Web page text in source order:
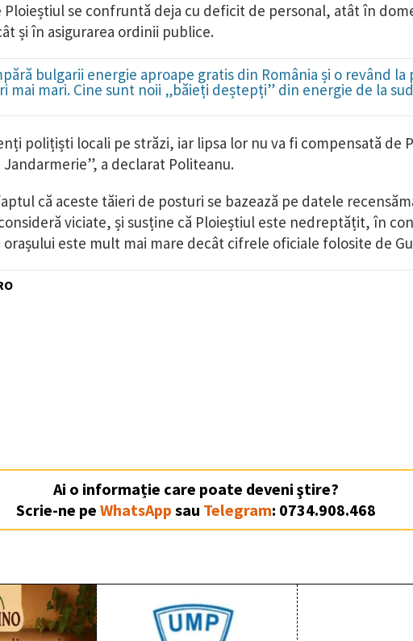
se confruntă deja cu deficit de personal, atât în
și în asigurarea ordinii publice.
bulgarii energie aproape gratis din România și o revând
mai mari. Cine sunt noii „băieți deștepți” din energie de la
polițiști locali pe străzi, iar lipsa lor nu va fi compensată de
Jandarmerie”, a declarat Politeanu.
că aceste tăieri de posturi se bazează pe datele
viciate, și susține că Ploieștiul este nedreptățit, în
orașului este mult mai mare decât cifrele oficiale folosite de
Ai o informație care poate deveni ştire?
Scrie-ne peWhatsApp sau Telegram: 0734.908.468